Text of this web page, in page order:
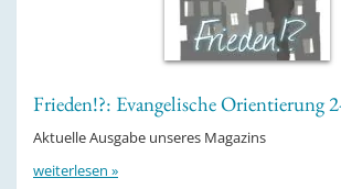
Frieden!?: Evangelische Orientierung
Aktuelle Ausgabe unseres Magazins
weiterlesen »